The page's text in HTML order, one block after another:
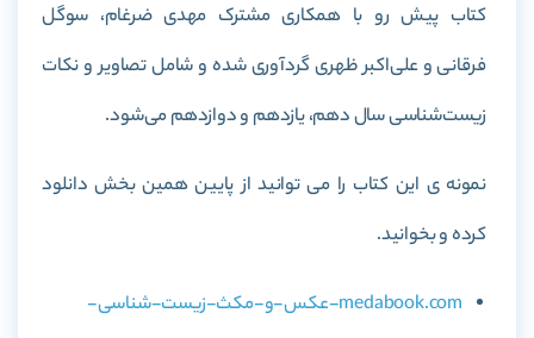
کتاب پیش رو با همکاری مشترک مهدی ضرغام، سوگل
فرقانی و علی‌اکبر ظهری گردآوری شده و شامل تصاویر و نکات
زیست‌شناسی سال دهم، یازدهم و دوازدهم می‌شود.
نمونه ی این کتاب را می توانید از پایین همین بخش دانلود
کرده و بخوانید.
medabook.com-عکس-و-مکث-زیست-شناسی-